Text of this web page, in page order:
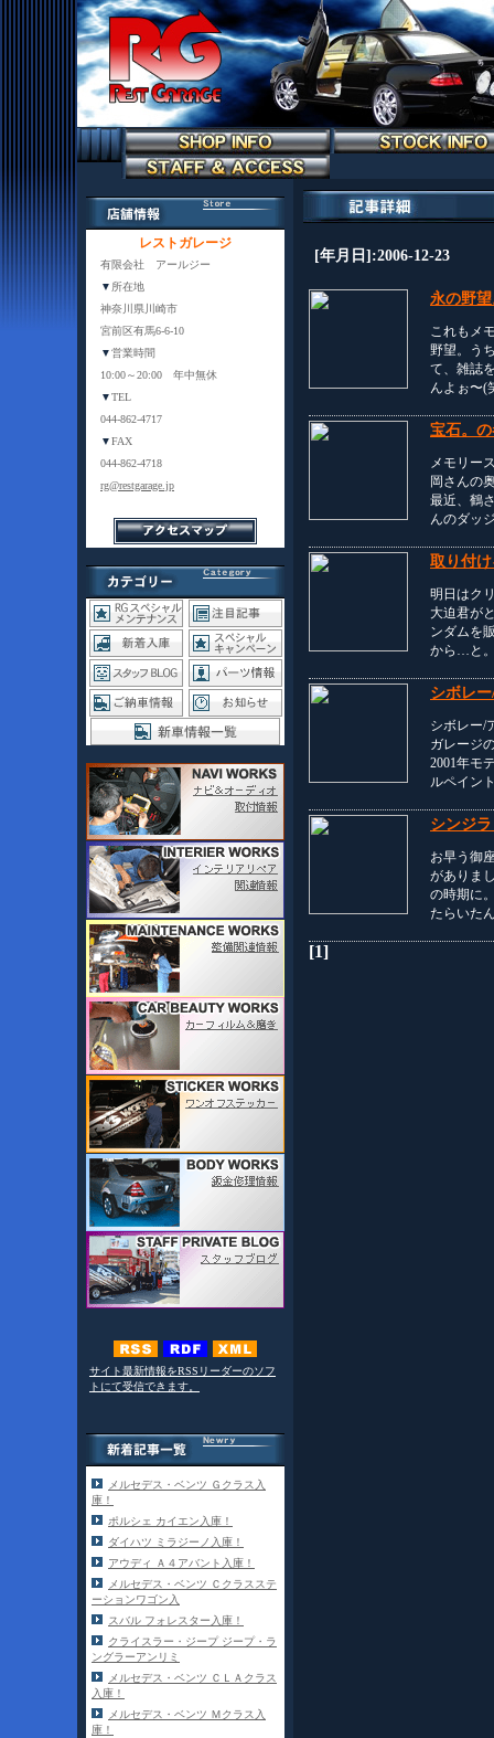
レストガレージ
有限会社 アールジー
▼ 所在地
神奈川県川崎市
宮前区有馬6-6-10
▼営業時間
10:00～20:00 年中無休
▼TEL
044-862-4717
▼FAX
044-862-4718
rg@restgarage.jp
サイト最新情報をRSSリーダーのソフ
トにて受信できます。
メルセデス・ベンツ Ｇクラス入
庫！
ポルシェ カイエン入庫！
ダイハツ ミラジーノ入庫！
アウディ Ａ４アバント入庫！
メルセデス・ベンツ Ｃクラスステ
ーションワゴン入
スバル フォレスター入庫！
クライスラー・ジープ ジープ・ラ
ングラーアンリミ
メルセデス・ベンツ ＣＬＡクラス
入庫！
メルセデス・ベンツ Ｍクラス入
庫！
[年月日]:2006-12-23
永の野
これもメ
野望。う
て、雑誌
んよぉ〜(
宝石。
メモリー
岡さんの
最近、鶴
んのダッ
取り付
明日はク
大迫君が
ンダムを
から…と
シボレ
シボレー/
ガレージ
2001年モ
ルペイン
シンジ
お早う御
がありま
の時期に
たらいた
[1]